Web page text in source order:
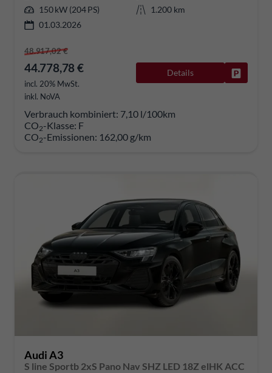
150 kW (204 PS)
1.200 km
01.03.2026
48.917,02 €
44.778,78 €
incl. 20% MwSt.
inkl. NoVA
Details
Verbrauch kombiniert: 7,10 l/100km
CO2-Klasse: F
CO2-Emissionen: 162,00 g/km
Audi A3
S line Sportb 2xS Pano Nav SHZ LED 18Z elHK ACC